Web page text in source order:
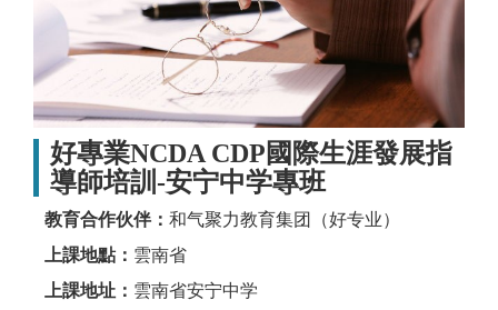
好專業NCDA CDP國際生涯發展指
導師培訓-安宁中学專班
教育合作伙伴： 和气聚力教育集团（好专业）
上課地點： 雲南省
上課地址： 雲南省安宁中学